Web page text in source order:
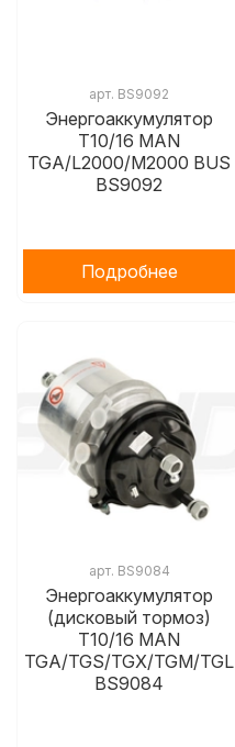
арт. BS9092
Энергоаккумулятор
T10/16 MAN
TGA/L2000/M2000 BUS
BS9092
Подробнее
арт. BS9084
Энергоаккумулятор
(дисковый тормоз)
T10/16 MAN
TGA/TGS/TGX/TGM/TGL
BS9084